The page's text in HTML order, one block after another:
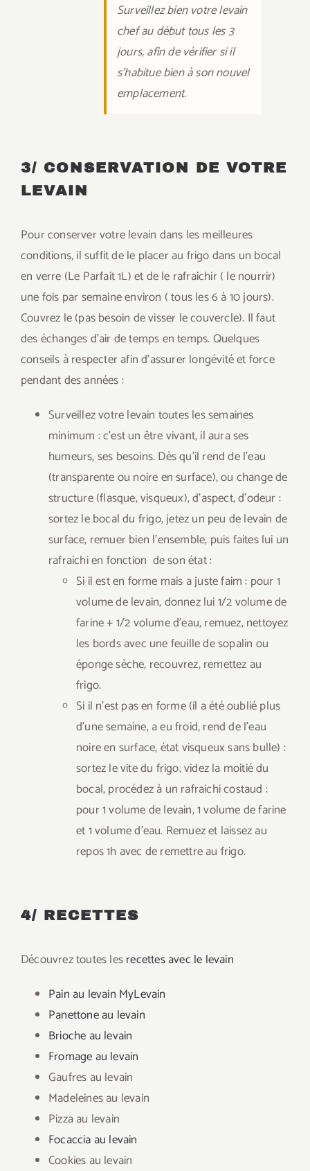
Surveillez bien votre levain
chef au début tous les 3
jours, afin de vérifier si il
s’habitue bien à son nouvel
emplacement.
3/ CONSERVATION DE VOTRE
LEVAIN
Pour conserver votre levain dans les meilleures
conditions, il suffit de le placer au frigo dans un bocal
en verre (Le Parfait 1L) et de le rafraichir ( le nourrir)
une fois par semaine environ ( tous les 6 à 10 jours).
Couvrez le (pas besoin de visser le couvercle). Il faut
des échanges d’air de temps en temps. Quelques
conseils à respecter afin d’assurer longévité et force
pendant des années :
Surveillez votre levain toutes les semaines
minimum : c’est un être vivant, il aura ses
humeurs, ses besoins. Dès qu’il rend de l’eau
(transparente ou noire en surface), ou change de
structure (flasque, visqueux), d’aspect, d’odeur :
sortez le bocal du frigo, jetez un peu de levain de
surface, remuer bien l’ensemble, puis faites lui un
rafraichi en fonction de son état :
Si il est en forme mais a juste faim : pour 1
volume de levain, donnez lui 1/2 volume de
farine + 1/2 volume d’eau, remuez, nettoyez
les bords avec une feuille de sopalin ou
éponge sèche, recouvrez, remettez au
frigo.
Si il n’est pas en forme (il a été oublié plus
d’une semaine, a eu froid, rend de l’eau
noire en surface, état visqueux sans bulle) :
sortez le vite du frigo, videz la moitié du
bocal, procédez à un rafraichi costaud :
pour 1 volume de levain, 1 volume de farine
et 1 volume d’eau. Remuez et laissez au
repos 1h avec de remettre au frigo.
4/ RECETTES
Découvrez toutes lesrecettes avec le levain
Pain au levain MyLevain
Panettone au levain
Brioche au levain
Fromage au levain
Gaufres au levain
Madeleines au levain
Pizza au levain
Focaccia au levain
Cookies au levain